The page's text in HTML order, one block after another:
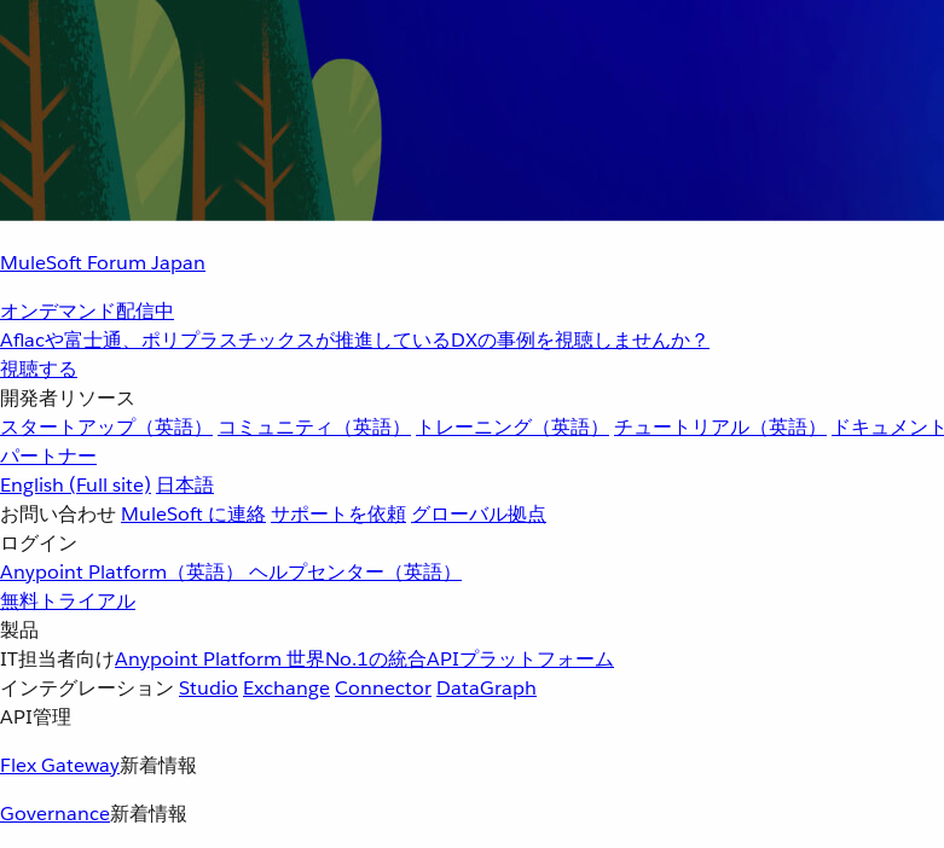
MuleSoft Forum Japan
オンデマンド配信中
Aflacや富士通、ポリプラスチックスが推進しているDXの事例を視聴しませんか？
視聴する
開発者リソース
スタートアップ（英語）
コミュニティ（英語） トレーニング（英語） チュートリアル（英語）
ドキュメント
パートナー
English (Full site) 日本語
お問い合わせ MuleSoft に連絡サポートを依頼 グローバル拠点
ログイン
Anypoint Platform（英語） ヘルプセンター（英語）
無料トライアル
製品
IT担当者向けAnypoint Platform 世界No.1の統合APIプラットフォーム
インテグレーション Studio ExchangeConnector DataGraph
API管理
Flex Gateway新着情報
Governance新着情報